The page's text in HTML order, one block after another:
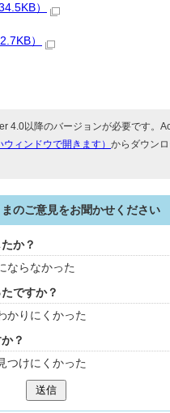
）
）
4.0以降のバージョンが必要です。
ィンドウで開きます）からダウン
のご意見をお聞かせください
か？
ならなかった
ですか？
かりにくかった
？
つけにくかった
送信